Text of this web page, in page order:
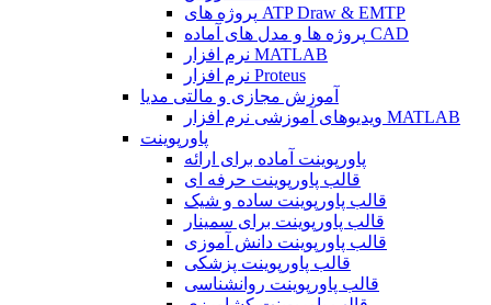
پروژه های ATP Draw & EMTP
پروژه ها و مدل های آماده CAD
نرم افزار MATLAB
نرم افزار Proteus
آموزش مجازی و مالتی مدیا
ویدیوهای آموزشی نرم افزار MATLAB
پاورپوینت
پاورپوینت آماده برای ارائه
قالب پاورپوینت حرفه ای
قالب پاورپوینت ساده و شیک
قالب پاورپوینت برای سمینار
قالب پاورپوینت دانش آموزی
قالب پاورپوینت پزشکی
قالب پاورپوینت روانشناسی